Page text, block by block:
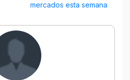
mercados esta semana